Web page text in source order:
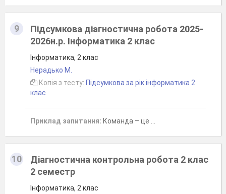
9
Підсумкова діагностична робота 2025-
2026н.р. Інформатика 2 клас
Інформатика, 2 клас
Нерадько М.
Копія з тесту: Підсумкова за рік інформатика 2
клас
Приклад запитання: Команда – це …
10
Діагностична контрольна робота 2 клас
2 семестр
Інформатика, 2 клас